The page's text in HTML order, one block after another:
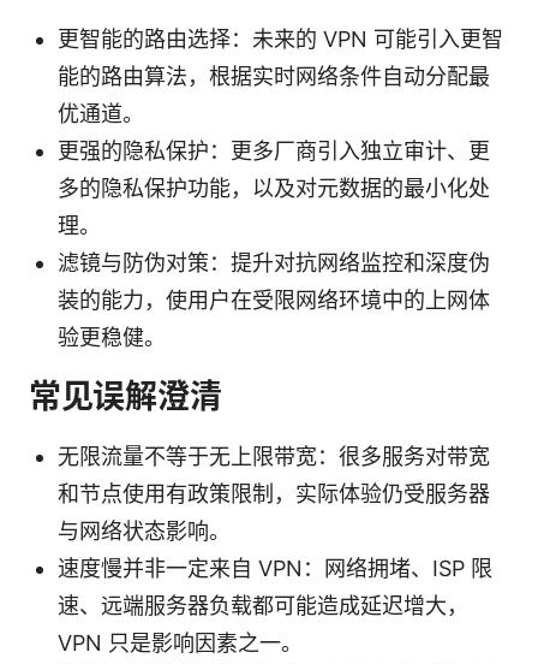
更智能的路由选择：未来的 VPN 可能引入更智
能的路由算法，根据实时网络条件自动分配最
优通道。
更强的隐私保护：更多厂商引入独立审计、更
多的隐私保护功能，以及对元数据的最小化处
理。
滤镜与防伪对策：提升对抗网络监控和深度伪
装的能力，使用户在受限网络环境中的上网体
验更稳健。
常见误解澄清
无限流量不等于无上限带宽：很多服务对带宽
和节点使用有政策限制，实际体验仍受服务器
与网络状态影响。
速度慢并非一定来自 VPN：网络拥堵、ISP 限
速、远端服务器负载都可能造成延迟增大，
VPN 只是影响因素之一。